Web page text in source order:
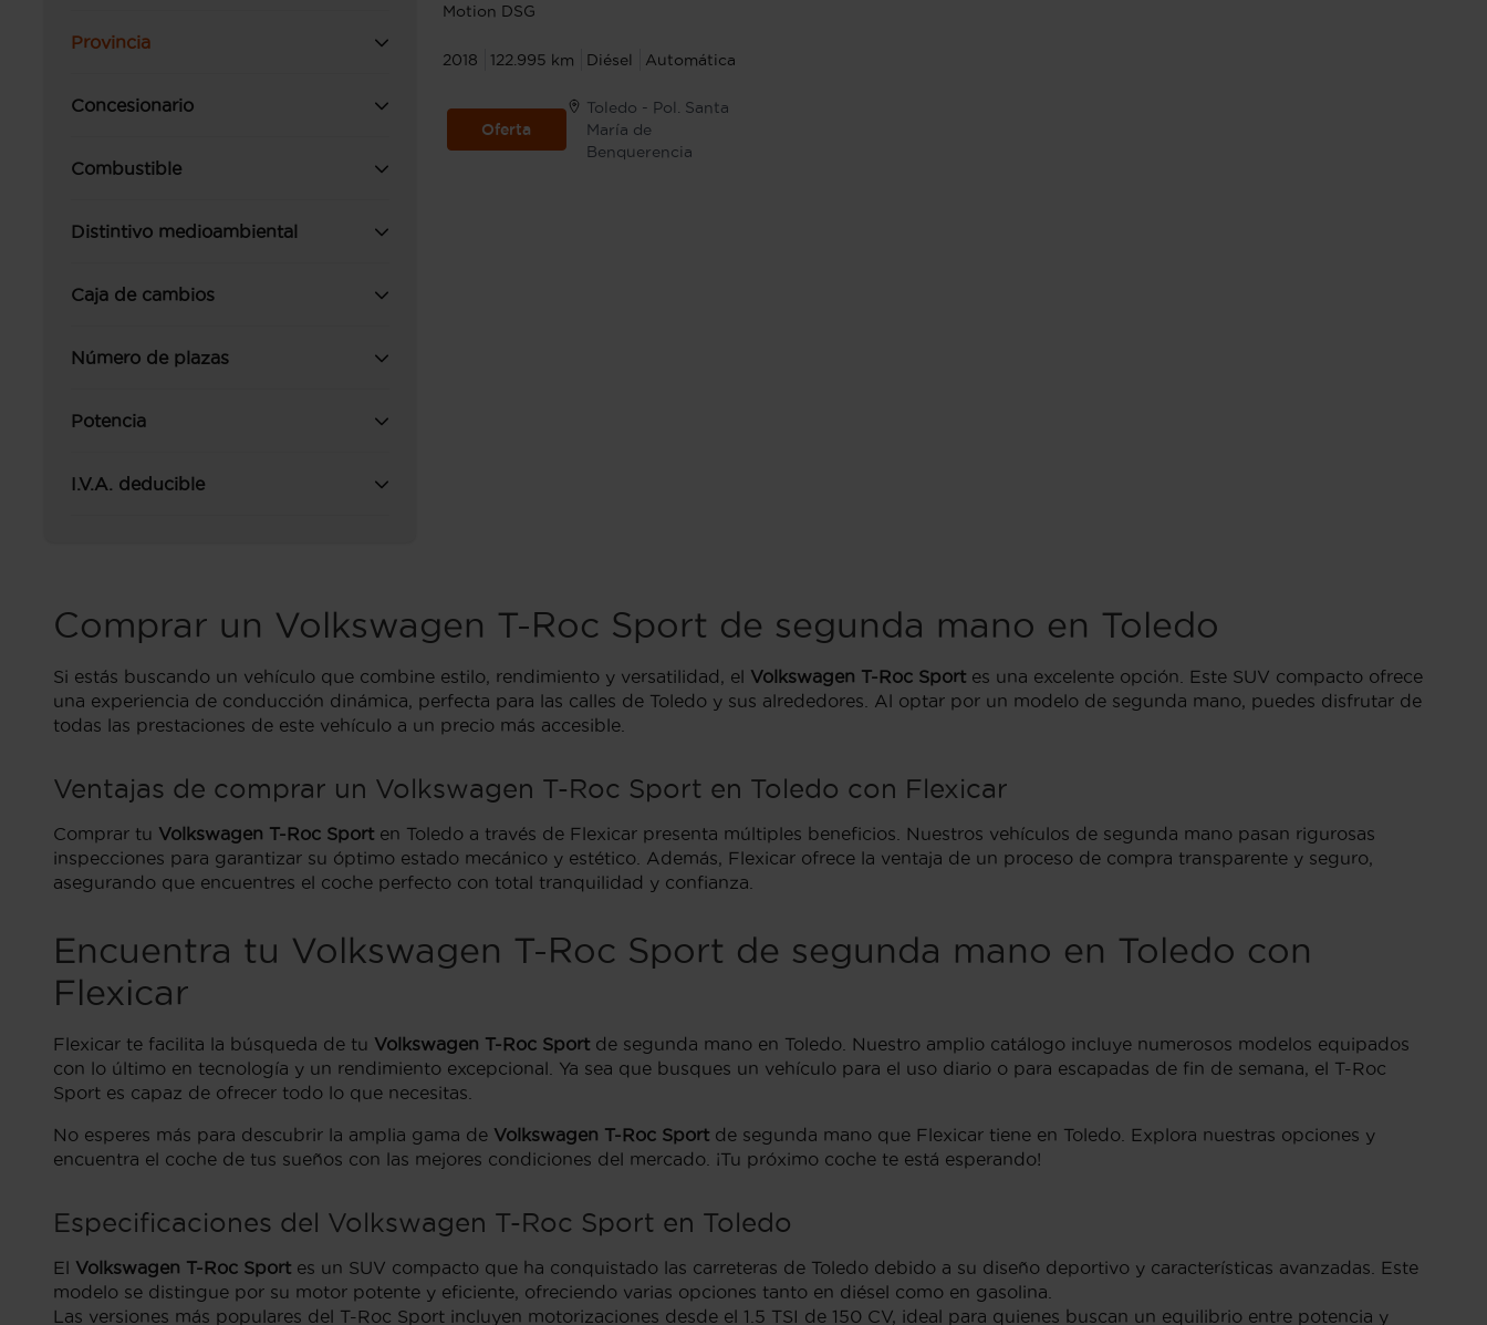
Provincia
Concesionario
Combustible
Distintivo medioambiental
Caja de cambios
Número de plazas
Potencia
I.V.A. deducible
Motion DSG
2018 122.995 km Diésel Automática
Oferta
Toledo - Pol. Santa
María de
Benquerencia
Comprar un Volkswagen T-Roc Sport de segunda mano en Toledo
Si estás buscando un vehículo que combine estilo, rendimiento y versatilidad, el Volkswagen T-Roc Sport es una excelente opción. Este SUV compacto ofrece
una experiencia de conducción dinámica, perfecta para las calles de Toledo y sus alrededores. Al optar por un modelo de segunda mano, puedes disfrutar de
todas las prestaciones de este vehículo a un precio más accesible.
Ventajas de comprar un Volkswagen T-Roc Sport en Toledo con Flexicar
Comprar tu Volkswagen T-Roc Sport en Toledo a través de Flexicar presenta múltiples beneficios. Nuestros vehículos de segunda mano pasan rigurosas
inspecciones para garantizar su óptimo estado mecánico y estético. Además, Flexicar ofrece la ventaja de un proceso de compra transparente y seguro,
asegurando que encuentres el coche perfecto con total tranquilidad y confianza.
Encuentra tu Volkswagen T-Roc Sport de segunda mano en Toledo con
Flexicar
Flexicar te facilita la búsqueda de tu Volkswagen T-Roc Sport de segunda mano en Toledo. Nuestro amplio catálogo incluye numerosos modelos equipados
con lo último en tecnología y un rendimiento excepcional. Ya sea que busques un vehículo para el uso diario o para escapadas de fin de semana, el T-Roc
Sport es capaz de ofrecer todo lo que necesitas.
No esperes más para descubrir la amplia gama de Volkswagen T-Roc Sport de segunda mano que Flexicar tiene en Toledo. Explora nuestras opciones y
encuentra el coche de tus sueños con las mejores condiciones del mercado. ¡Tu próximo coche te está esperando!
Especificaciones del Volkswagen T-Roc Sport en Toledo
El Volkswagen T-Roc Sport es un SUV compacto que ha conquistado las carreteras de Toledo debido a su diseño deportivo y características avanzadas. Este
modelo se distingue por su motor potente y eficiente, ofreciendo varias opciones tanto en diésel como en gasolina.
Las versiones más populares del T-Roc Sport incluyen motorizaciones desde el 1.5 TSI de 150 CV, ideal para quienes buscan un equilibrio entre potencia y